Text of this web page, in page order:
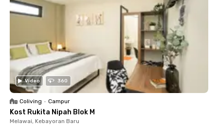
Video 360
Coliving • Campur
Kost Rukita Nipah Blok M
Melawai, Kebayoran Baru